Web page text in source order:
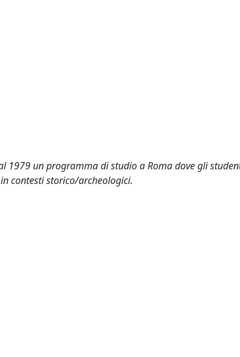
1979 un programma di studio a Roma dove gli
contesti storico/archeologici.